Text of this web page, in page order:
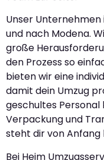
Unser Unternehmen
und nach Modena.
große
den Prozess so
bieten wir eine
damit dein Umzug
geschultes
Verpackung und
steht dir von Anfang
Bei Heim